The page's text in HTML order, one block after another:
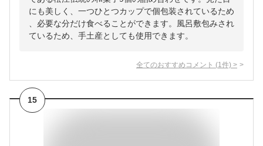
にも美しく、一つひとつカップで個包装されているため
、必要な分だけ食べることができます。風呂敷包みされ
ているため、手土産としても使用できます。
全てのおすすめコメント (1 件) >
15